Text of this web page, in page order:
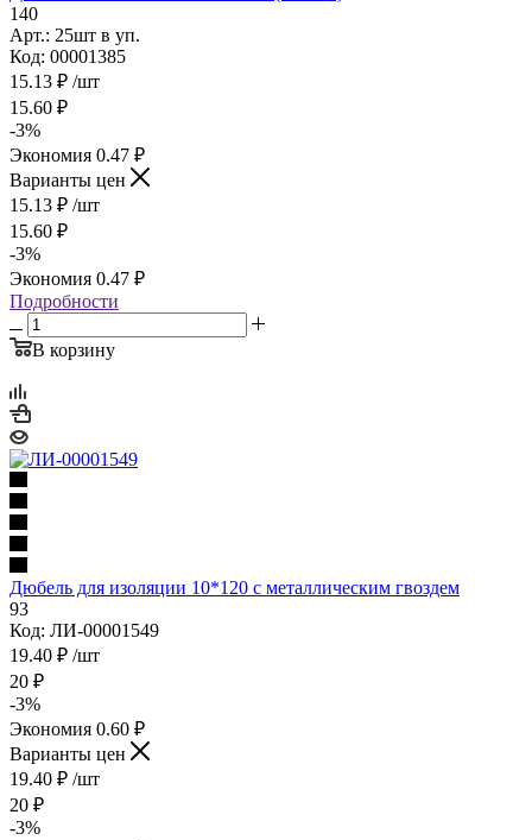
140
Арт.: 25шт в уп.
Код: 00001385
15.13 ₽ /шт
15.60 ₽
-3%
Экономия 0.47 ₽
Варианты цен
15.13 ₽ /шт
15.60 ₽
-3%
Экономия 0.47 ₽
Подробности
В корзину
Дюбель для изоляции 10*120 с металлическим гвоздем
93
Код: ЛИ-00001549
19.40 ₽ /шт
20 ₽
-3%
Экономия 0.60 ₽
Варианты цен
19.40 ₽ /шт
20 ₽
-3%